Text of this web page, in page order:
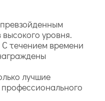
уровня.
течением времени
лучшие